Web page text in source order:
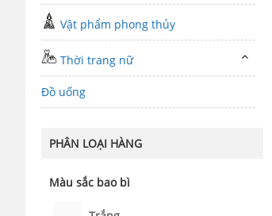
Vật phẩm phong thủy
Thời trang nữ
Đồ uống
PHÂN LOẠI HÀNG
Màu sắc bao bì